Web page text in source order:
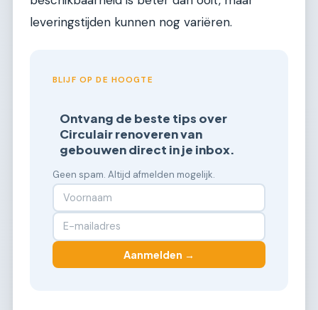
leveringstijden kunnen nog variëren.
BLIJF OP DE HOOGTE
Ontvang de beste tips over
Circulair renoveren van
gebouwen direct in je inbox.
Geen spam. Altijd afmelden mogelijk.
Aanmelden →